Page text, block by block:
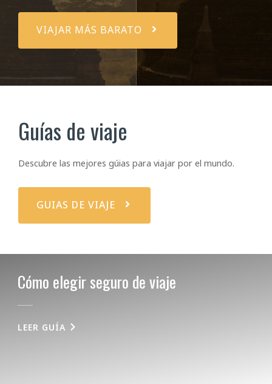
VIAJAR MÁS BARATO
Guías de viaje
Descubre las mejores gúias para viajar por el mundo.
GUIAS DE VIAJE
Cómo elegir seguro de viaje
LEER GUÍA